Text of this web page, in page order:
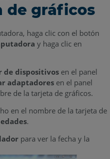
de gráficos
haga clic con el botón
y haga clic en
dispositivosen el panel
adaptadoresen el panel
de la tarjeta de gráficos.
en el nombre de la tarjeta de
.
para ver la fecha y la